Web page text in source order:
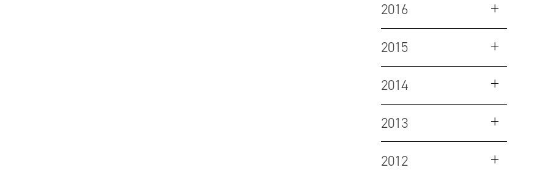
2016
2015
2014
2013
2012